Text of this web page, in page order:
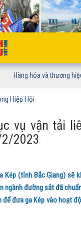
Hàng hóa và thương
Hiệp Hội
vụ vận tải
2023
Kép (tỉnh Bắc Giang) sẽ
ngành đường sắt đã
đưa ga Kép vào hoạt